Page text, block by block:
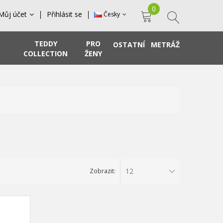
účet Přihlásit se Česky
0
TEDDY
COLLECTION
PRO
ŽENY
OSTATNÍ METRÁŽ
Zobrazit: 12